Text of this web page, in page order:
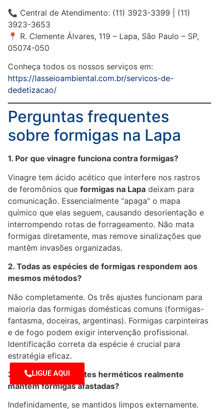
📞 Central de Atendimento: (11) 3923-3399 | (11)
3923-3653
📍 R. Clemente Álvares, 119 – Lapa, São Paulo – SP,
05074-050
Conheça todos os nossos serviços em:
https://lasseioambiental.com.br/servicos-de-
dedetizacao/
Perguntas frequentes
sobre formigas na Lapa
1. Por que vinagre funciona contra formigas?
Vinagre tem ácido acético que interfere nos rastros
de feromônios que formigas na Lapa deixam para
comunicação. Essencialmente “apaga” o mapa
químico que elas seguem, causando desorientação e
interrompendo rotas de forrageamento. Não mata
formigas diretamente, mas remove sinalizações que
mantêm invasões organizadas.
2. Todas as espécies de formigas respondem aos
mesmos métodos?
Não completamente. Os três ajustes funcionam para
maioria das formigas domésticas comuns (formigas-
fantasma, doceiras, argentinas). Formigas carpinteiras
e de fogo podem exigir intervenção profissional.
Identificação correta da espécie é crucial para
estratégia eficaz.
3. Quanto tempo potes herméticos realmente
mantêm formigas afastadas?
Indefinidamente, se mantidos limpos externamente.
LIGUE AQUI